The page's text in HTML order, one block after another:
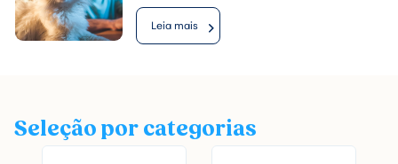
Leia mais
Seleção por categorias